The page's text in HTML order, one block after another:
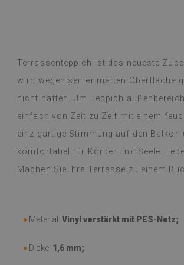
Terrassenteppich ist das neueste
wird wegen seiner matten Oberfläche
nicht haften. Um Teppich
einfach von Zeit zu Zeit mit einem
einzigartige Stimmung auf den Balkon
komfortabel für Körper und Seele.
Machen Sie Ihre Terrasse zu einem
♦ Material: Vinyl verstärkt mit PES-Netz;
♦ Dicke: 1,6 mm;